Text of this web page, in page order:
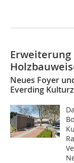
Neues Foyer
Everding